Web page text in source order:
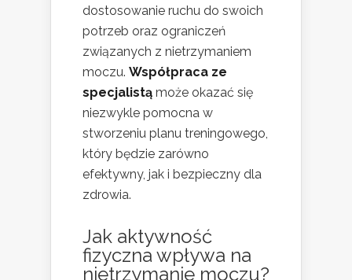
dostosowanie ruchu do swoich
potrzeb oraz ograniczeń
związanych z nietrzymaniem
moczu. Współpraca ze
specjalistą może okazać się
niezwykle pomocna w
stworzeniu planu treningowego,
który będzie zarówno
efektywny, jak i bezpieczny dla
zdrowia.
Jak aktywność
fizyczna wpływa na
nietrzymanie moczu?